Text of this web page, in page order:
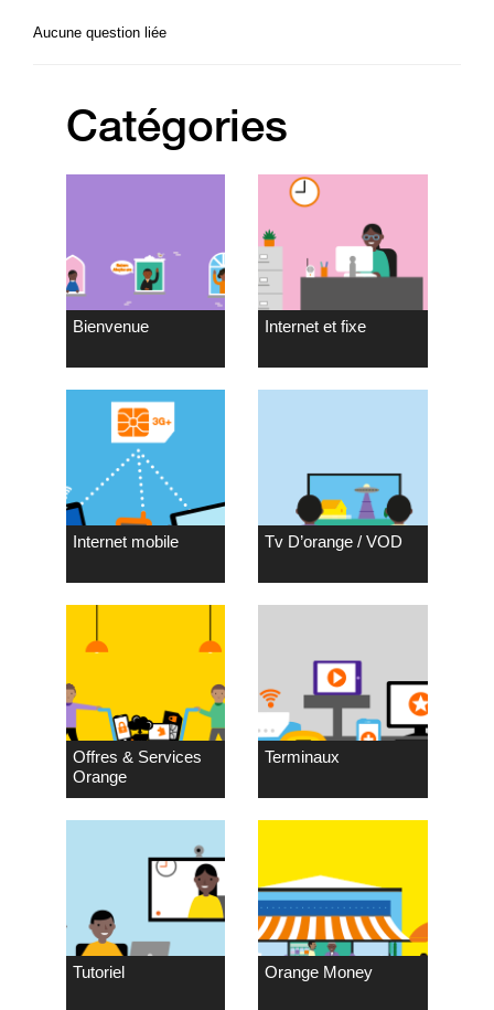
Aucune question liée
Catégories
Bienvenue Internet et fixe
Internet mobile Tv D’orange / VOD
Offres & Services
Orange
Terminaux
Tutoriel Orange Money